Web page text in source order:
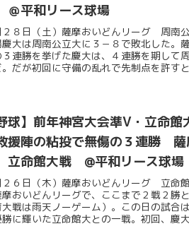
平和リース球場
２８日（土）薩摩おいどんリーグ 周南
大は周南公立大に３－８で敗北した。
連勝を挙げた慶大は、４連勝を期して
。だが初回に守備の乱れで先制点を許す
球】前年神宮大会準V・立命
援陣の粘投で無傷の３連勝 薩
命館大戦 @平和リース球場
２６日（木）薩摩おいどんリーグ 立命
おいどんリーグで、ここまで２戦２勝
戦は雨天ノーゲーム）。この日の試合
勝に輝いた立命館大との一戦。初回、慶